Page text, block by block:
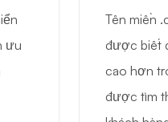
ưu
Tên miền
được biết
cao hơn
được tìm